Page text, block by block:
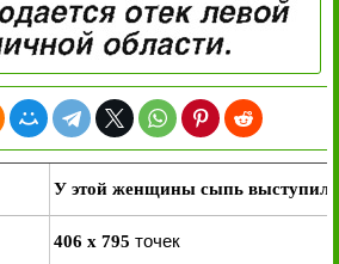
У этой женщины сыпь
406 x 795 точек